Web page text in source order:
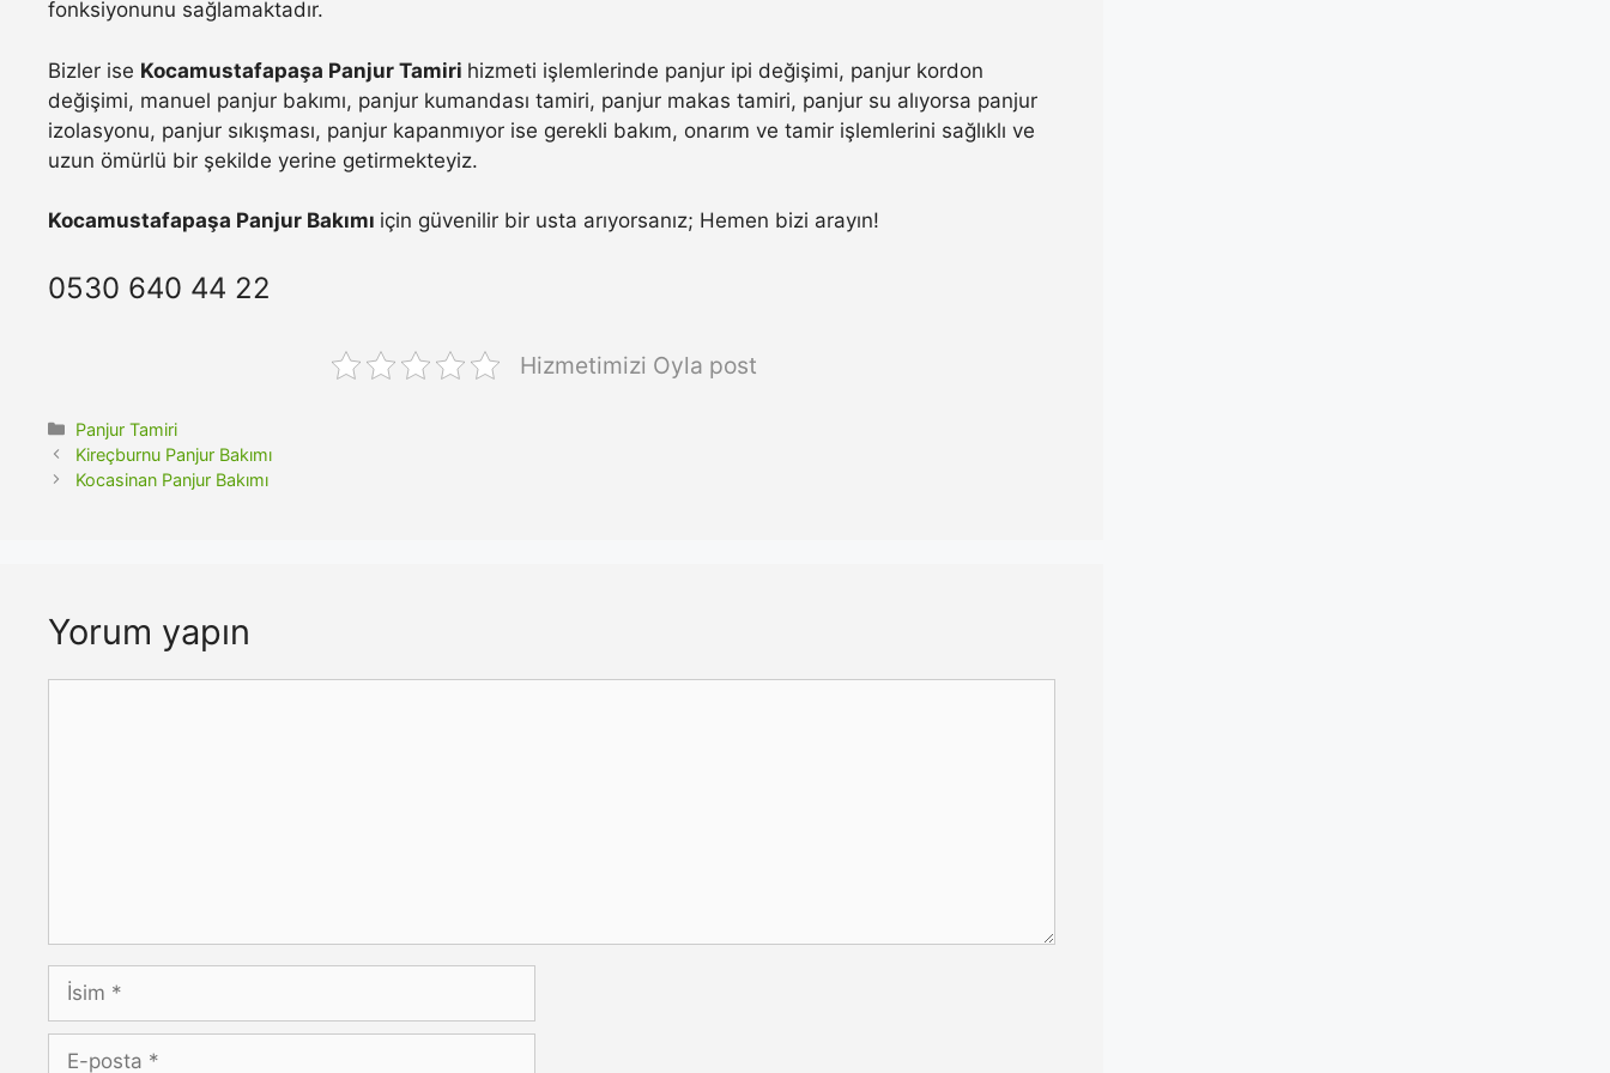
fonksiyonunu sağlamaktadır.
Bizler ise Kocamustafapaşa Panjur Tamiri hizmeti işlemlerinde panjur ipi değişimi, panjur kordon
değişimi, manuel panjur bakımı, panjur kumandası tamiri, panjur makas tamiri, panjur su alıyorsa panjur
izolasyonu, panjur sıkışması, panjur kapanmıyor ise gerekli bakım, onarım ve tamir işlemlerini sağlıklı ve
uzun ömürlü bir şekilde yerine getirmekteyiz.
Kocamustafapaşa Panjur Bakımı için güvenilir bir usta arıyorsanız; Hemen bizi arayın!
0530 640 44 22
Hizmetimizi Oyla post
Kategoriler
Panjur Tamiri
Kireçburnu Panjur Bakımı
Kocasinan Panjur Bakımı
Yorum yapın
İsim